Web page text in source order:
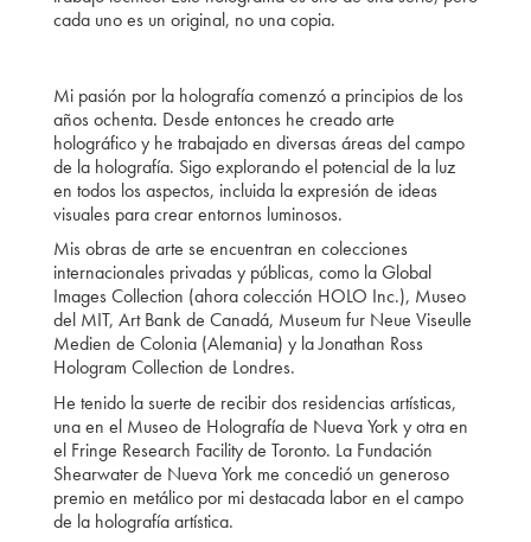
cada uno es un original, no una copia.
Mi pasión por la holografía comenzó a principios de los
años ochenta. Desde entonces he creado arte
holográfico y he trabajado en diversas áreas del campo
de la holografía. Sigo explorando el potencial de la luz
en todos los aspectos, incluida la expresión de ideas
visuales para crear entornos luminosos.
Mis obras de arte se encuentran en colecciones
internacionales privadas y públicas, como la Global
Images Collection (ahora colección HOLO Inc.), Museo
del MIT, Art Bank de Canadá, Museum fur Neue Viseulle
Medien de Colonia (Alemania) y la Jonathan Ross
Hologram Collection de Londres.
He tenido la suerte de recibir dos residencias artísticas,
una en el Museo de Holografía de Nueva York y otra en
el Fringe Research Facility de Toronto. La Fundación
Shearwater de Nueva York me concedió un generoso
premio en metálico por mi destacada labor en el campo
de la holografía artística.